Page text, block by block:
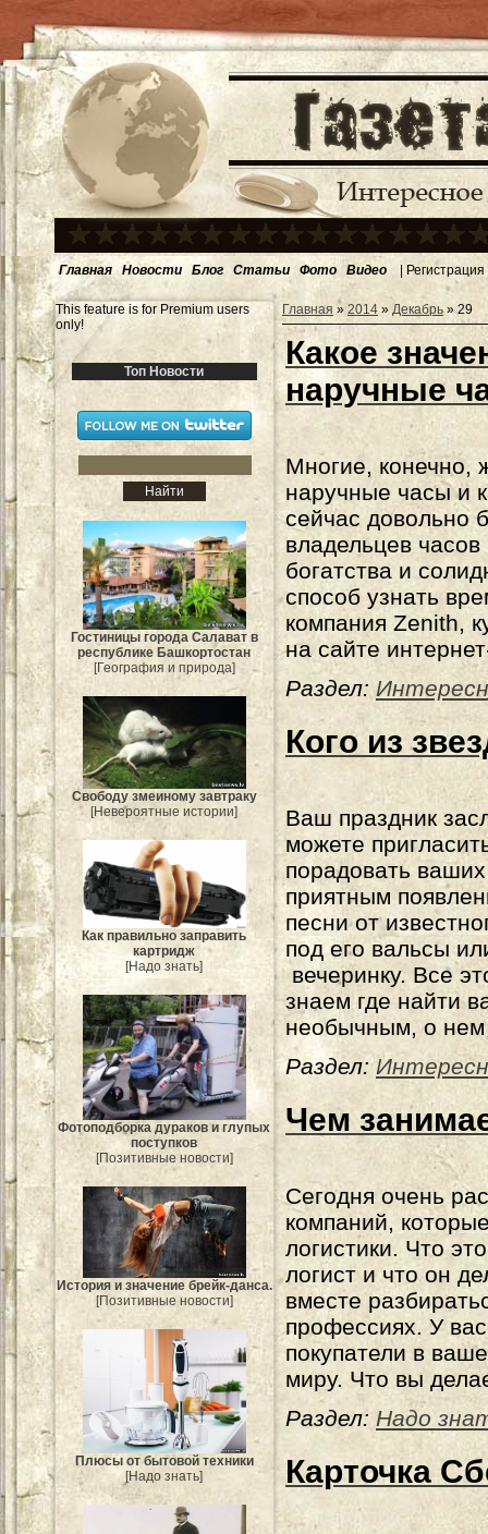
Главная Новости Блог Статьи Фото Видео | Регистрация
This feature is for Premium users
only!
Топ Новости
Гостиницы города Салават в
республике Башкортостан
[География и природа]
Свободу змеиному завтраку
[Невероятные истории]
Как правильно заправить
картридж
[Надо знать]
Фотоподборка дураков и глупых
поступков
[Позитивные новости]
История и значение брейк-данса.
[Позитивные новости]
Плюсы от бытовой техники
[Надо знать]
Главная » 2014 » Декабрь » 29
Какое
наручные
Многие, конечно,
наручные часы и
сейчас довольно
владельцев
богатства и
способ узнать
компания Zenith,
на сайте
Раздел:
Кого из
Ваш праздник
можете
порадовать
приятным
песни от
под его вальсы
вечеринку. Все
знаем где найти
необычным, о нем
Раздел:
Чем
Сегодня очень
компаний,
логистики. Что
логист и что он
вместе
профессиях. У
покупатели в
миру. Что вы
Раздел: Надо
Карточка